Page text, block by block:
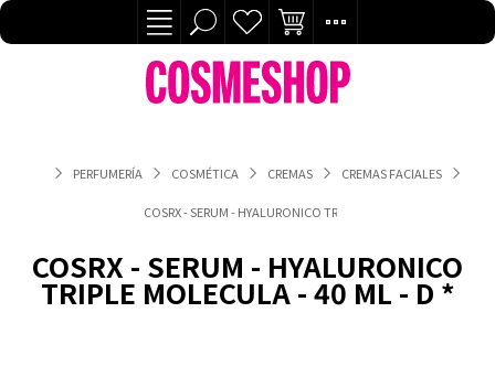
PERFUMERÍA COSMÉTICA CREMAS CREMAS FACIALES
COSRX - SERUM - HYALURONICO TRIPLE MOLECULA - 40 ML - D *
COSRX - SERUM - HYALURONICO
TRIPLE MOLECULA - 40 ML - D *